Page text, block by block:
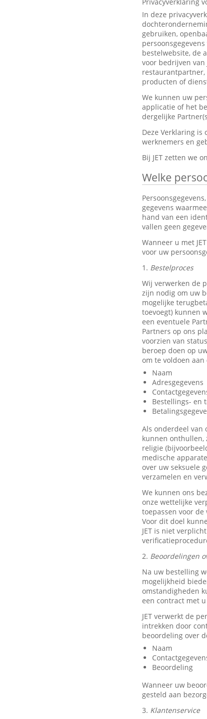
In deze
gebruiken,
bestelwebsite, de
voor bedrijven van
restaurantpartner,
producten of
We kunnen uw
applicatie of het
dergelijke
Deze Verklaring is
werknemers en
Bij JET zetten we
Welke
gegevens
hand van een
vallen geen
Wanneer u met
voor uw
1. Bestelproces
Wij verwerken de
zijn nodig om uw
mogelijke
toevoegt) kunnen
een eventuele
Partners op ons
voorzien van
beroep doen op
om te voldoen
Naam
Adresgegevens
Bestellings- en
Als onderdeel van
kunnen onthullen,
religie
medische
over uw seksuele
verzamelen en
We kunnen ons
onze wettelijke
toepassen voor
Voor dit doel
JET is niet
2. Beoordelingen
Na uw bestelling
mogelijkheid
omstandigheden
een contract met
JET verwerkt de
intrekken door
beoordeling over
Naam
Beoordeling
Wanneer uw
gesteld aan
3. Klantenservice